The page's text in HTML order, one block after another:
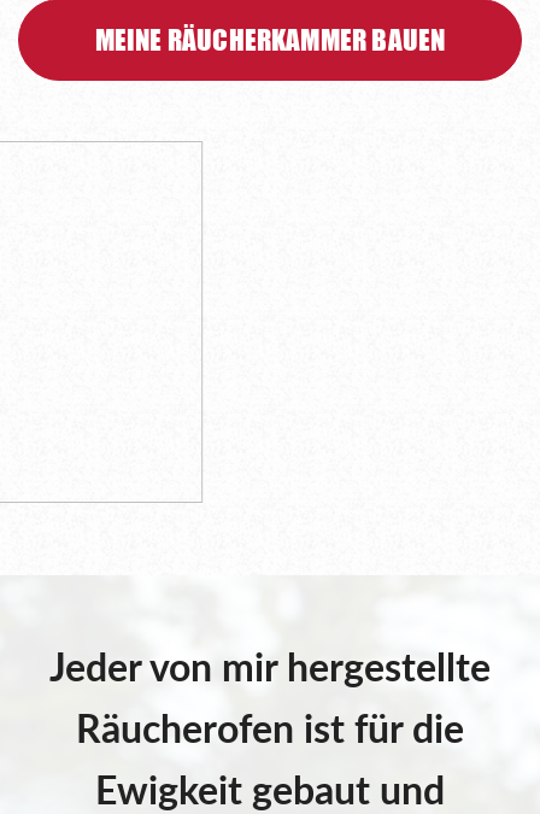
MEINE RÄUCHERKAMMER BAUEN
Jeder von mir hergestellte
Räucherofen ist für die
Ewigkeit gebaut und